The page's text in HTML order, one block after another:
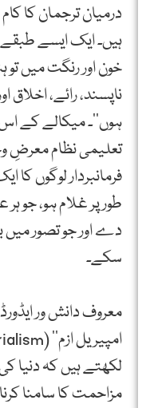
درمیان ترجمان کا
ہیں۔ ایک ایسے
خون اور رنگت میں تو
ناپسند، رائے،
ہوں‘‘۔ میکالے کے
تعلیمی نظام معرضِ
فرمانبردار لوگوں کا
طور پر غلام ہو، جو
دے اور جو تصور میں
سکے۔
معروف دانش ور
لکھتے ہیں کہ دنیا
مزاحمت کا سامنا